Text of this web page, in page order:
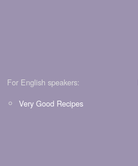
For English speakers:
Very Good Recipes